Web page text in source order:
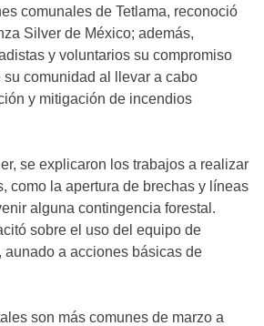
comunales de Tetlama, reconoció
Silver de México; además,
y voluntarios su compromiso
comunidad al llevar a cabo
y mitigación de incendios
se explicaron los trabajos a realizar
como la apertura de brechas y líneas
alguna contingencia forestal.
sobre el uso del equipo de
aunado a acciones básicas de
son más comunes de marzo a